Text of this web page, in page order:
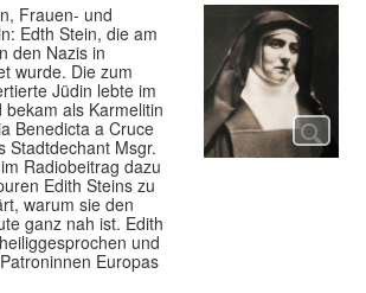
Frauen- und
Edth Stein, die am
den Nazis in
wurde. Die zum
Jüdin lebte im
als Karmelitin
Benedicta a Cruce
Stadtdechant Msgr.
Radiobeitrag dazu
Edith Steins zu
warum sie den
ganz nah ist. Edith
und
Europas